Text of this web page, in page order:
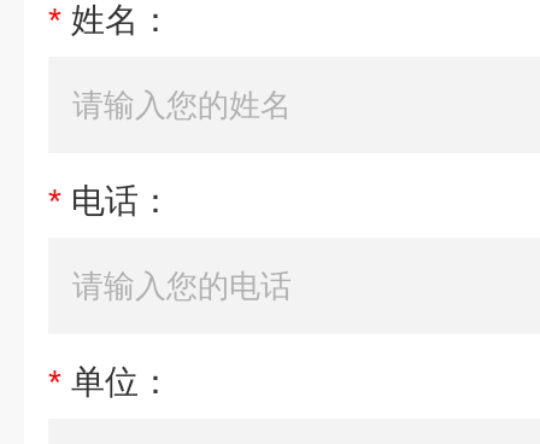
* 姓名：
* 电话：
* 单位：